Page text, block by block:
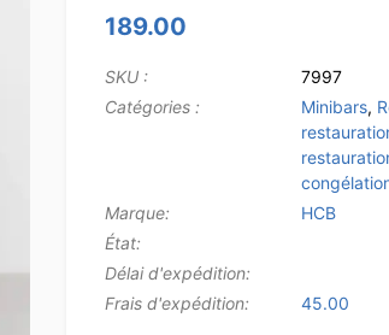
189.00
SKU :
7997
Catégories :
Minibars,
Marque:
HCB
État:
Délai d'expédition:
Frais d'expédition:
45.00